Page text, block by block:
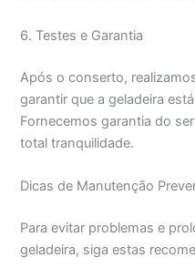
6. Testes e Garantia
Após o conserto,
garantir que a geladeira
Fornecemos garantia do
total tranquilidade.
Dicas de Manutenção
Para evitar problemas e
geladeira, siga estas